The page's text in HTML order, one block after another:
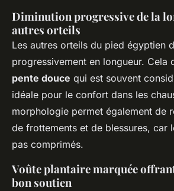
Diminution progressive de la
autres orteils
Les autres orteils du pied égyptien
progressivement en longueur. Cela
pente douce qui est souvent
idéale pour le confort dans les
morphologie permet également de
de frottements et de blessures, car
pas comprimés.
Voûte plantaire marquée
bon soutien